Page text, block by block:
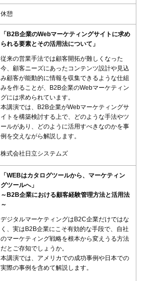
休憩
「B2B企業のWebマーケティングサイトに求め
られる要素とその活用法について」
従来の営業手法では顧客開拓が難しくなった
今、顧客ニーズにあったコンテンツ設計や見込
み顧客が能動的に情報を収集できるような仕組
みを作ることが、B2B企業のWebマーケティン
グには求められています。
本講演では、B2B企業がWebマーケティングサ
イトを構築検討する上で、どのような手法やツ
ールがあり、どのように活用すべきなのかを事
例を交えながら解説します。
株式会社日立システムズ
「WEBはカタログツールから、マーケティン
グツールへ」
～B2B企業における顧客経験管理方法と活用法
～
デジタルマーケティングはB2C企業だけではな
く、実はB2B企業にこそ有効的な手段で、自社
のマーケティング戦略を根本から変えうる方法
だとご存知でしょうか。
本講演では、アメリカでの成功事例や日本での
実際の事例を含めて解説します。